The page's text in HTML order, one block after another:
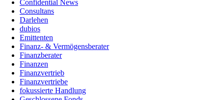
Confidential News
Consultans
Darlehen
dubios
Emittenten
Finanz- & Vermögensberater
Finanzberater
Finanzen
Finanzvertrieb
Finanzvertriebe
fokussierte Handlung